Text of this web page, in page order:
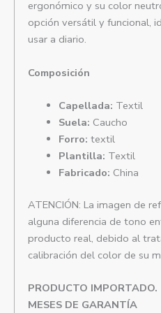
ergonómico y su color
opción versátil y funcional,
usar a diario.
Composición
Capellada: Textil
Suela: Caucho
Forro: textil
Plantilla: Textil
Fabricado: China
ATENCIÓN: La imagen de
alguna diferencia de tono
producto real, debido al
calibración del color de su
PRODUCTO
MESES DE GARANTÍA